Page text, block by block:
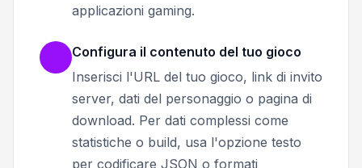
applicazioni gaming.
Configura il contenuto del tuo gioco
Inserisci l'URL del tuo gioco, link di invito
server, dati del personaggio o pagina di
download. Per dati complessi come
statistiche o build, usa l'opzione testo
per codificare JSON o formati